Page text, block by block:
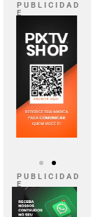
P U B L I C I D A D
E
P U B L I C I D A D
E